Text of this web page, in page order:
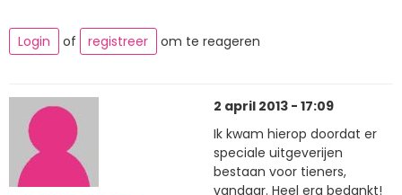
Login of registreer om te reageren
2 april 2013 - 17:09
Ik kwam hierop doordat er
speciale uitgeverijen
bestaan voor tieners,
vandaar. Heel erg bedankt!